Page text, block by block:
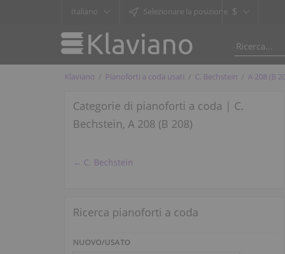
Italiano Selezionare la posizione $
Klaviano Pianoforti a coda usati C. Bechstein A 208 (B
Categorie di pianoforti a coda | C.
Bechstein, A 208 (B 208)
← C. Bechstein
Ricerca pianoforti a coda
NUOVO/USATO